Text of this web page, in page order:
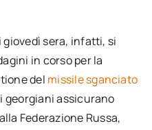
sera, infatti, si
in corso per la
del missile sganciato
georgiani assicurano
Federazione Russa,